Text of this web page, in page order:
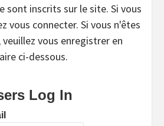
sont inscrits sur le site. Si vous
vous connecter. Si vous n'êtes
vous enregistrer en
ci-dessous.
Log In